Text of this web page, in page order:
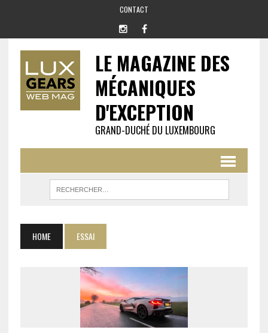
CONTACT
LE MAGAZINE DES
MÉCANIQUES
D'EXCEPTION
GRAND-DUCHÉ DU LUXEMBOURG
HOME ESSAI